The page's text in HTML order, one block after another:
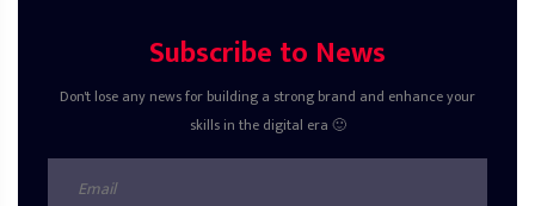
Subscribe to News
Don't lose any news for building a strong brand and enhance your
skills in the digital era 🙂